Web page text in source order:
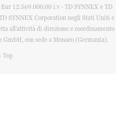
12.569.000,00 i.v - TD SYNNEX e TD
SYNNEX Corporation negli Stati Uniti e
all’attività di direzione e coordinamento
con sede a Monaco (Germania).
Top